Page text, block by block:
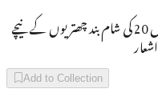
مدینہ طیبہ کی حاضری کےپہلے دن ء 2015 اپریل 20 کی شام بند چھتریوں کے نیچے
Add to Collection